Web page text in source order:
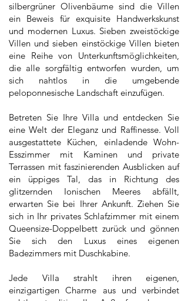
silbergrüner Olivenbäume sind die Villen
ein Beweis für exquisite Handwerkskunst
und modernen Luxus. Sieben zweistöckige
Villen und sieben einstöckige Villen bieten
eine Reihe von Unterkunftsmöglichkeiten,
die alle sorgfältig entworfen wurden, um
sich nahtlos in die umgebende
peloponnesische Landschaft einzufügen.
Betreten Sie Ihre Villa und entdecken Sie
eine Welt der Eleganz und Raffinesse. Voll
ausgestattete Küchen, einladende Wohn-
Esszimmer mit Kaminen und private
Terrassen mit faszinierenden Ausblicken auf
ein üppiges Tal, das in Richtung des
glitzernden Ionischen Meeres abfällt,
erwarten Sie bei Ihrer Ankunft. Ziehen Sie
sich in Ihr privates Schlafzimmer mit einem
Queensize-Doppelbett zurück und gönnen
Sie sich den Luxus eines eigenen
Badezimmers mit Duschkabine.
Jede Villa strahlt ihren eigenen,
einzigartigen Charme aus und verbindet